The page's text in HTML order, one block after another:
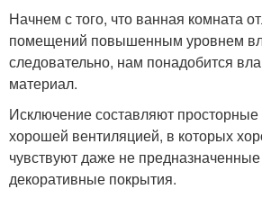
Начнем с того, что ванная комната
помещений повышенным уровнем
следовательно, нам понадобится
материал.
Исключение составляют
хорошей вентиляцией, в которых
чувствуют даже не
декоративные покрытия.